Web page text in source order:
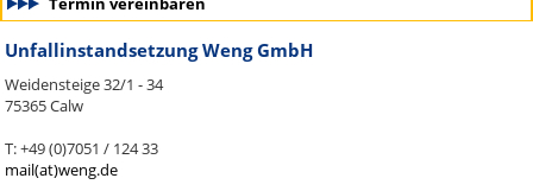
Unfallinstandsetzung Weng GmbH
Weidensteige 32/1 - 34
75365 Calw
T: +49 (0)7051 / 124 33
mail(at)weng.de